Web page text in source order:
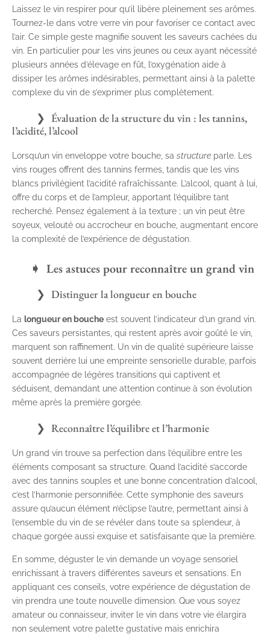
Laissez le vin respirer pour qu’il libère pleinement ses arômes.
Tournez-le dans votre verre vin pour favoriser ce contact avec
l’air. Ce simple geste magnifie souvent les saveurs cachées du
vin. En particulier pour les vins jeunes ou ceux ayant nécessité
plusieurs années d’élevage en fût, l’oxygénation aide à
dissiper les arômes indésirables, permettant ainsi à la palette
complexe du vin de s’exprimer plus complètement.
Évaluation de la structure du vin : les tannins,
l’acidité, l’alcool
Lorsqu’un vin enveloppe votre bouche, sa structure parle. Les
vins rouges offrent des tannins fermes, tandis que les vins
blancs privilégient l’acidité rafraîchissante. L’alcool, quant à lui,
offre du corps et de l’ampleur, apportant l’équilibre tant
recherché. Pensez également à la texture ; un vin peut être
soyeux, velouté ou accrocheur en bouche, augmentant encore
la complexité de l’expérience de dégustation.
Les astuces pour reconnaître un grand vin
Distinguer la longueur en bouche
La longueur en bouche est souvent l’indicateur d’un grand vin.
Ces saveurs persistantes, qui restent après avoir goûté le vin,
marquent son raffinement. Un vin de qualité supérieure laisse
souvent derrière lui une empreinte sensorielle durable, parfois
accompagnée de légères transitions qui captivent et
séduisent, demandant une attention continue à son évolution
même après la première gorgée.
Reconnaître l’équilibre et l’harmonie
Un grand vin trouve sa perfection dans l’équilibre entre les
éléments composant sa structure. Quand l’acidité s’accorde
avec des tannins souples et une bonne concentration d’alcool,
c’est l’harmonie personnifiée. Cette symphonie des saveurs
assure qu’aucun élément n’éclipse l’autre, permettant ainsi à
l’ensemble du vin de se révéler dans toute sa splendeur, à
chaque gorgée aussi exquise et satisfaisante que la première.
En somme, déguster le vin demande un voyage sensoriel
enrichissant à travers différentes saveurs et sensations. En
appliquant ces conseils, votre expérience de dégustation de
vin prendra une toute nouvelle dimension. Que vous soyez
amateur ou connaisseur, inviter le vin dans votre vie élargira
non seulement votre palette gustative mais enrichira